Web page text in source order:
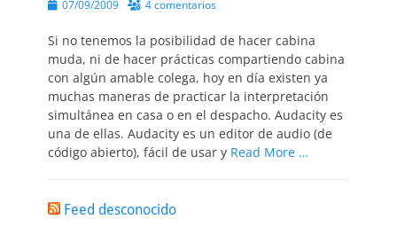
Publicado
07/09/2009 4 comentarios
Si no tenemos la posibilidad de hacer cabina
muda, ni de hacer prácticas compartiendo cabina
con algún amable colega, hoy en día existen ya
muchas maneras de practicar la interpretación
simultánea en casa o en el despacho. Audacity es
una de ellas. Audacity es un editor de audio (de
código abierto), fácil de usar y Read More …
Feed desconocido